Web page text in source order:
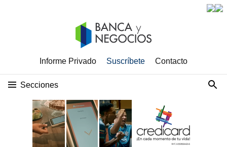
Informe Privado Suscríbete Contacto
Secciones